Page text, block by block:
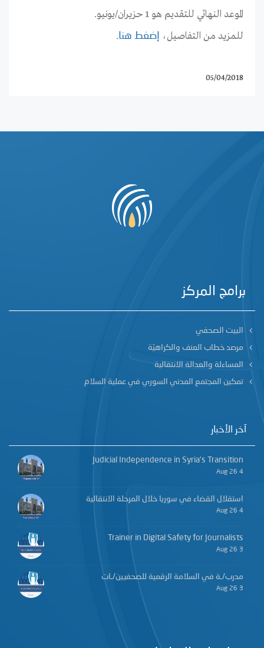
الموعد النهائي للتقديم هو 1 حزيران/يونيو.
للمزيد من التفاصيل،
إضغط هنا.
05/04/2018
برامج المركز
البيت الصحفي
مرصد خطاب العنف والكراهيّة
المساءلة والعدالة الانتقالية
تمكين المجتمع المدني السوري في عملية السلام
آخر الأخبار
Judicial Independence in Syria’s Transition
4 Aug 26
استقلال القضاء في سوريا خلال المرحلة الانتقالية
4 Aug 26
Trainer in Digital Safety for Journalists
3 Aug 26
مدرب/ـة في السلامة الرقمية للصحفيين/ـات
3 Aug 26